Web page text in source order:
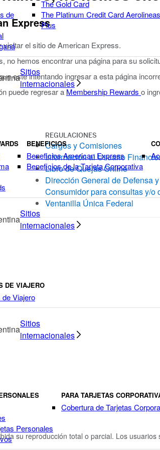
de
The Gold Card
The Platinum Credit Card Aerolineas
Plus
Sitios
internacionales
BENEFICIOS
Beneficios American Express
Beneficios de la Tarjeta Corporativa
Sitios
internacionales
DE VIAJERO
Viajero
Sitios
internacionales
Personales
PARA TARJETAS
Cobertura de Tarjetas
Express
visitar el sitio de American Express.
no hemos encontrar una página para su
esté intentando ingresar a esta página
puede regresar a Membership Rewards o
REGULACIONES
Cargos y Comisiones
Información al Usuario
Libro de Quejas Online
Dirección General de Defensa
Consumidor para consultas y/o
Ventanilla Única Federal
su reproducción total o parcial. Los